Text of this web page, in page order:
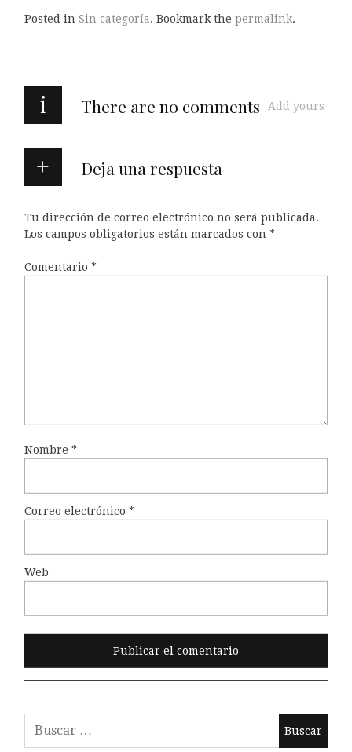
Posted in Sin categoría. Bookmark the permalink.
i There are no comments Add yours
Deja una respuesta
Tu dirección de correo electrónico no será publicada.
Los campos obligatorios están marcados con *
Comentario *
Nombre *
Correo electrónico *
Web